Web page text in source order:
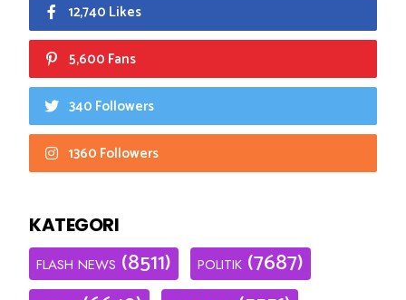
12,740 Likes
5,600 Fans
340 Followers
1360 Followers
KATEGORI
FLASH NEWS (8511) POLITIK (7687)